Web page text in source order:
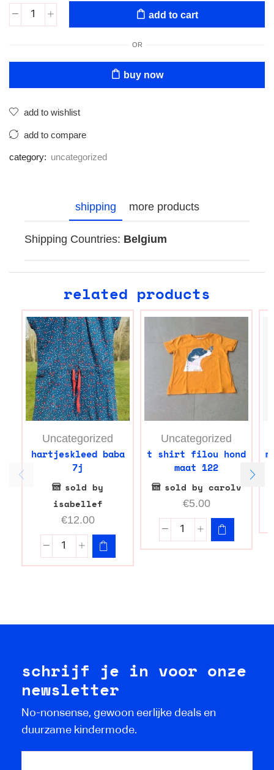
add to cart
OR
buy now
add to wishlist
add to compare
category: uncategorized
shipping more products
Shipping Countries: Belgium
related products
Uncategorized
hartjeskleed baba
7j
sold by
isabellef
€12.00
Uncategorized
t shirt filou hond
maat 122
sold by carolv
€5.00
schrijf je in voor onze
newsletter
No-nonsense, gewoon eerlijke deals en
duurzame kindermode.